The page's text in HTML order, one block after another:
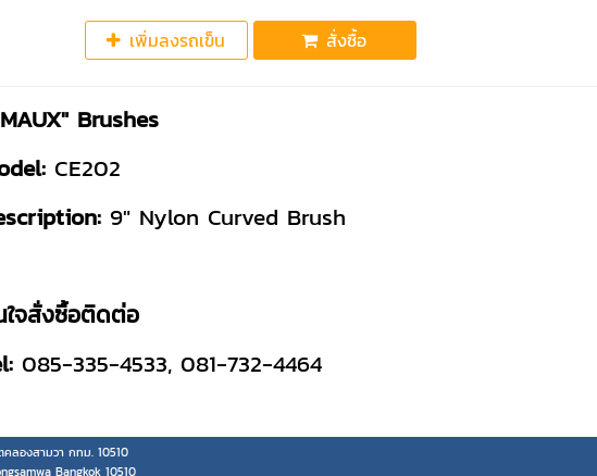
เพิ่มลงรถเข็น สั่งซื้อ
Brushes
CE202
9" Nylon Curved Brush
ใจสั่งซื้อติดต่อ
085-335-4533, 081-732-4464
ลองสามวา กทม. 10510
Bangkok 10510